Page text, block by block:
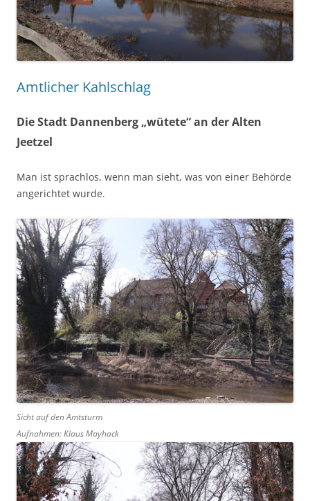
Amtlicher Kahlschlag
Die Stadt Dannenberg „wütete“ an der Alten
Jeetzel
Man ist sprachlos, wenn man sieht, was von einer Behörde
angerichtet wurde.
Sicht auf den Amtsturm
Aufnahmen: Klaus Mayhack